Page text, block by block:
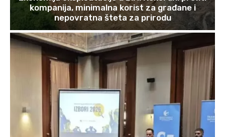
kompanija, minimalna korist za građane i
nepovratna šteta za prirodu